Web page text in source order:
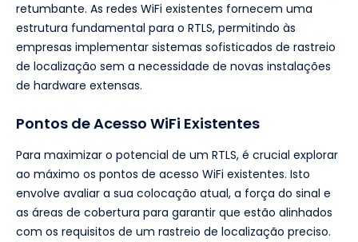
retumbante. As redes WiFi existentes fornecem uma
estrutura fundamental para o RTLS, permitindo às
empresas implementar sistemas sofisticados de rastreio
de localização sem a necessidade de novas instalações
de hardware extensas.
Pontos de Acesso WiFi Existentes
Para maximizar o potencial de um RTLS, é crucial explorar
ao máximo os pontos de acesso WiFi existentes. Isto
envolve avaliar a sua colocação atual, a força do sinal e
as áreas de cobertura para garantir que estão alinhados
com os requisitos de um rastreio de localização preciso.